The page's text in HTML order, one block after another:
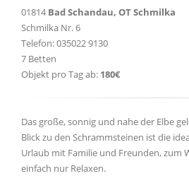
01814 Bad Schandau, OT Schmilka
Schmilka Nr. 6
Telefon: 035022 9130
7 Betten
Objekt pro Tag ab: 180€
Das große, sonnig und nahe der Elbe
Blick zu den Schrammsteinen ist die
Urlaub mit Familie und Freunden, zum
einfach nur Relaxen.